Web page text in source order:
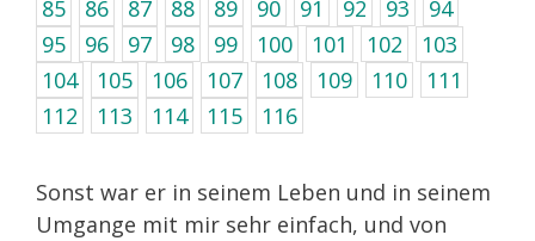
85
86 87 88 89 90 91 92 93
94
95
96 97 98 99 100 101 102
103
104
105 106 107 108 109 110
111
112
113 114 115 116
Sonst war er in seinem Leben und in seinem
Umgange mit mir sehr einfach, und von